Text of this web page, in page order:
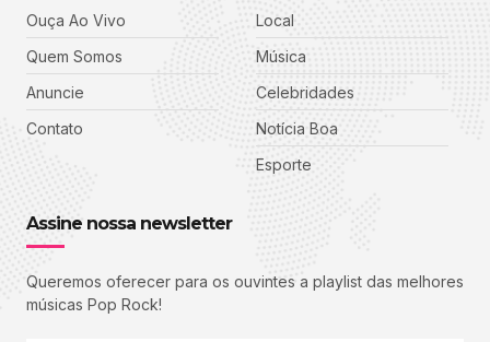
Ouça Ao Vivo
Quem Somos
Anuncie
Contato
Local
Música
Celebridades
Notícia Boa
Esporte
Assine nossa newsletter
Queremos oferecer para os ouvintes a playlist das melhores
músicas Pop Rock!